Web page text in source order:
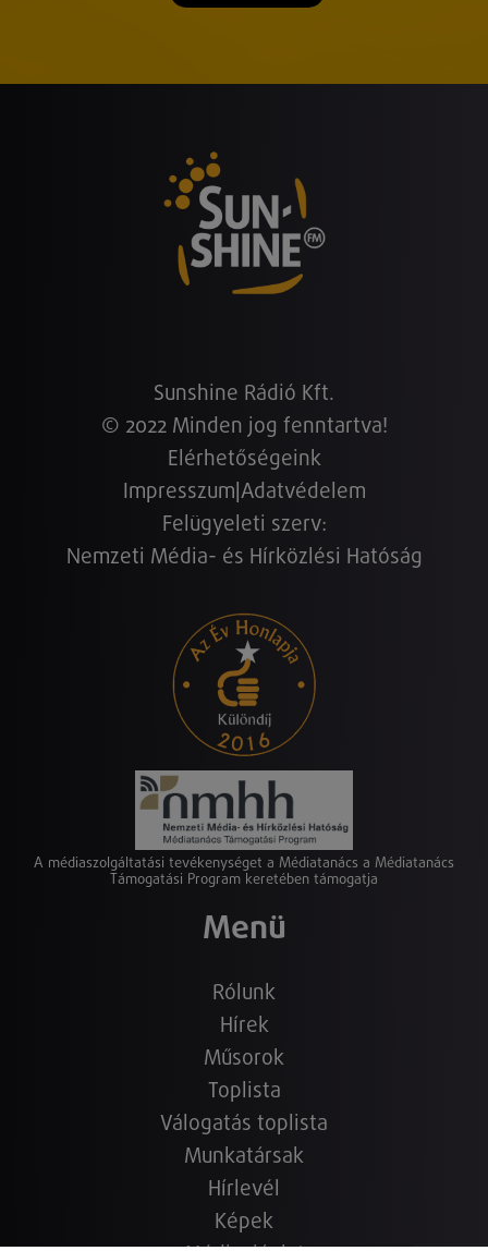
Sunshine Rádió Kft.
© 2022 Minden jog fenntartva!
Elérhetőségeink
Impresszum Adatvédelem
Felügyeleti szerv:
Nemzeti Média- és Hírközlési Hatóság
A médiaszolgáltatási tevékenységet a Médiatanács a Médiatanács
Támogatási Program keretében támogatja
Menü
Rólunk
Hírek
Műsorok
Toplista
Válogatás toplista
Munkatársak
Hírlevél
Képek